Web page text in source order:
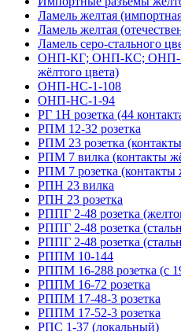
Ламель желтая
Ламель желтая
Ламель серо-стального
ОНП-КГ; ОНП-КС; ОНП-
жёлтого цвета)
ОНП-НС-1-108
ОНП-НС-1-94
РГ 1Н розетка (44
РПМ 12-32 розетка
РПМ 23 розетка
РПМ 7 вилка (контакты
РПМ 7 розетка (контакты
РПН 23 вилка
РПН 23 розетка
РППГ 2-48 розетка
РППГ 2-48 розетка
РППГ 2-48 розетка
РППМ 10-144
РППМ 16-288 розетка (с
РППМ 16-72 розетка
РППМ 17-48-3 розетка
РППМ 17-52-3 розетка
РПС 1-37 (локальный)